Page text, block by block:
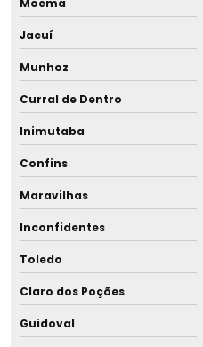
Moema
Jacuí
Munhoz
Curral de Dentro
Inimutaba
Confins
Maravilhas
Inconfidentes
Toledo
Claro dos Poções
Guidoval